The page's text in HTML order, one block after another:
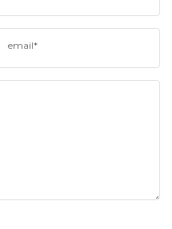
email*